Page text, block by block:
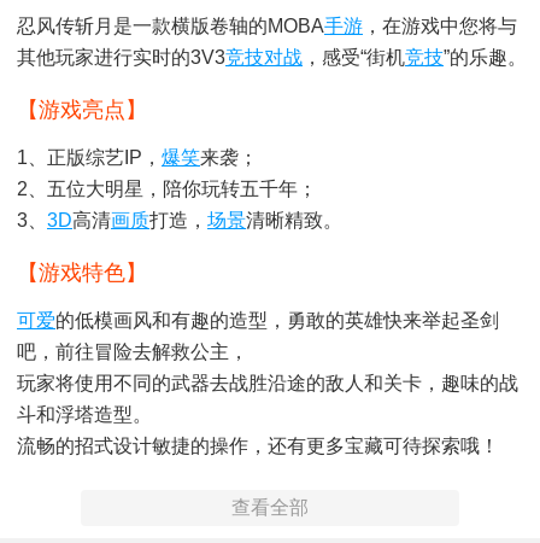
忍风传斩月是一款横版卷轴的MOBA手游 ，在游戏中您将与
其他玩家进行实时的3V3竞技对战 ，感受“街机竞技”的乐趣。
【游戏亮点】
1、正版综艺IP， 爆笑来袭；
2、五位大明星，陪你玩转五千年；
3、 3D高清画质打造， 场景清晰精致。
【游戏特色】
可爱的低模画风和有趣的造型，勇敢的英雄快来举起圣剑
吧，前往冒险去解救公主，
玩家将使用不同的武器去战胜沿途的敌人和关卡，趣味的战
斗和浮塔造型。
流畅的招式设计敏捷的操作，还有更多宝藏可待探索哦！
查看全部